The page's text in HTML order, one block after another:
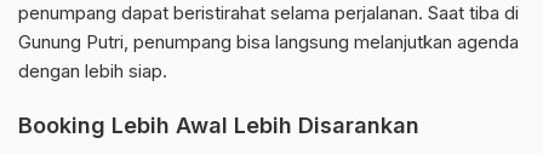
penumpang dapat beristirahat selama perjalanan. Saat tiba di
Gunung Putri, penumpang bisa langsung melanjutkan agenda
dengan lebih siap.
Booking Lebih Awal Lebih Disarankan